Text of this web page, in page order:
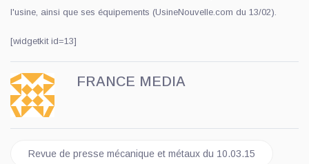
l'usine, ainsi que ses équipements (UsineNouvelle.com du 13/02).
[widgetkit id=13]
FRANCE MEDIA
Article précédent : Revue de presse mécanique et métaux du
Revue de presse mécanique et métaux du 10.03.15